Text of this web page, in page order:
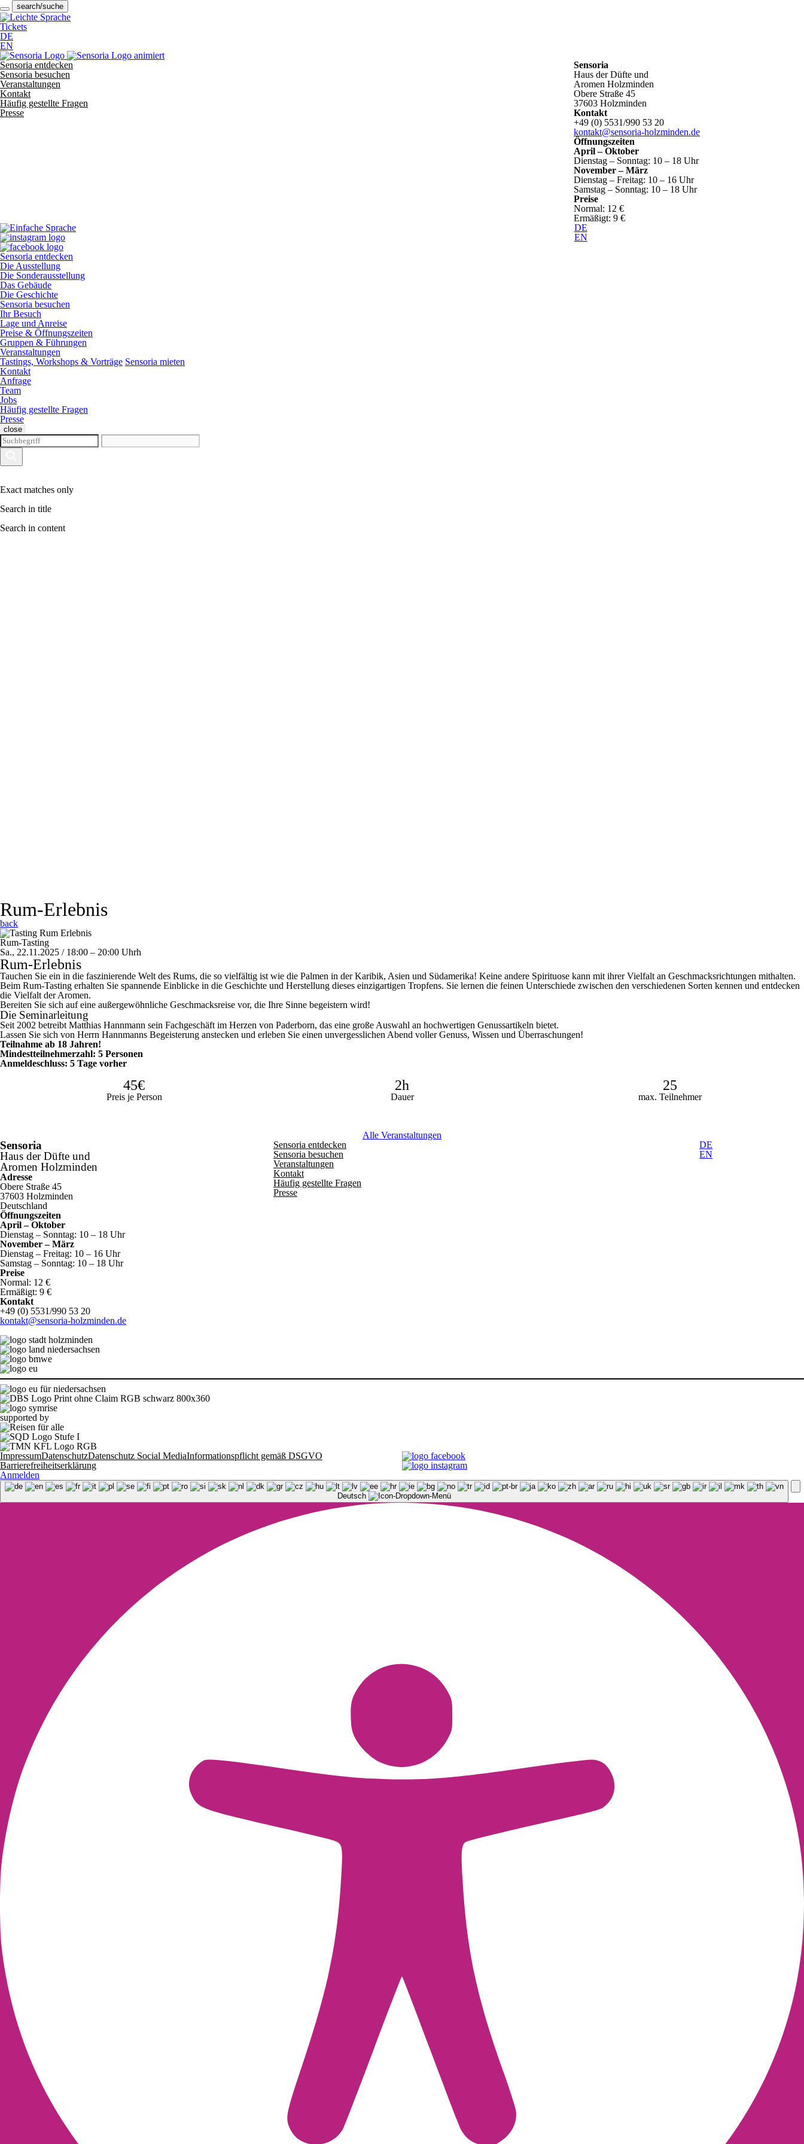
search/suche
Tickets
DE
EN
Sensoria entdecken
Sensoria besuchen
Veranstaltungen
Kontakt
Häufig gestellte Fragen
Presse
Sensoria
Haus der Düfte und
Aromen Holzminden
Obere Straße 45
37603 Holzminden
Kontakt
+49 (0) 5531/990 53 20
kontakt@sensoria-holzminden.de
Öffnungszeiten
April – Oktober
Dienstag – Sonntag: 10 – 18 Uhr
November – März
Dienstag – Freitag: 10 – 16 Uhr
Samstag – Sonntag: 10 – 18 Uhr
Preise
Normal: 12 €
Ermäßigt: 9 €
DE
EN
Sensoria entdecken
Die Ausstellung
Die Sonderausstellung
Das Gebäude
Die Geschichte
Sensoria besuchen
Ihr Besuch
Lage und Anreise
Preise & Öffnungszeiten
Gruppen & Führungen
Veranstaltungen
Tastings, Workshops & Vorträge Sensoria mieten
Kontakt
Anfrage
Team
Jobs
Häufig gestellte Fragen
Presse
close
Exact matches only
Search in title
Search in content
Rum-Erlebnis
back
Rum-Tasting
Sa., 22.11.2025 / 18:00 – 20:00 Uhrh
Rum-Erlebnis
Tauchen Sie ein in die faszinierende Welt des Rums, die so vielfältig ist wie die Palmen in der Karibik, Asien und Südamerika! Keine andere Spirituose kann mit ihrer Vielfalt an Geschmacksrichtungen mithalten.
Beim Rum-Tasting erhalten Sie spannende Einblicke in die Geschichte und Herstellung dieses einzigartigen Tropfens. Sie lernen die feinen Unterschiede zwischen den verschiedenen Sorten kennen und entdecken
die Vielfalt der Aromen.
Bereiten Sie sich auf eine außergewöhnliche Geschmacksreise vor, die Ihre Sinne begeistern wird!
Die Seminarleitung
Seit 2002 betreibt Matthias Hannmann sein Fachgeschäft im Herzen von Paderborn, das eine große Auswahl an hochwertigen Genussartikeln bietet.
Lassen Sie sich von Herrn Hannmanns Begeisterung anstecken und erleben Sie einen unvergesslichen Abend voller Genuss, Wissen und Überraschungen!
Teilnahme ab 18 Jahren!
Mindestteilnehmerzahl: 5 Personen
Anmeldeschluss: 5 Tage vorher
45€
Preis je Person
2h
Dauer
25
max. Teilnehmer
Alle Veranstaltungen
Sensoria
Haus der Düfte und
Aromen Holzminden
Adresse
Obere Straße 45
37603 Holzminden
Deutschland
Öffnungszeiten
April – Oktober
Dienstag – Sonntag: 10 – 18 Uhr
November – März
Dienstag – Freitag: 10 – 16 Uhr
Samstag – Sonntag: 10 – 18 Uhr
Preise
Normal: 12 €
Ermäßigt: 9 €
Kontakt
+49 (0) 5531/990 53 20
kontakt@sensoria-holzminden.de
Sensoria entdecken
Sensoria besuchen
Veranstaltungen
Kontakt
Häufig gestellte Fragen
Presse
DE
EN
supported by
ImpressumDatenschutzDatenschutz Social MediaInformationspflicht gemäß DSGVO
Barrierefreiheitserklärung
Anmelden
Deutsch